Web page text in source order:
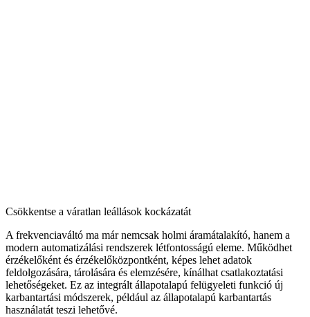
Csökkentse a váratlan leállások kockázatát
A frekvenciaváltó ma már nemcsak holmi áramátalakító, hanem a
modern automatizálási rendszerek létfontosságú eleme. Működhet
érzékelőként és érzékelőközpontként, képes lehet adatok
feldolgozására, tárolására és elemzésére, kínálhat csatlakoztatási
lehetőségeket. Ez az integrált állapotalapú felügyeleti funkció új
karbantartási módszerek, például az állapotalapú karbantartás
használatát teszi lehetővé.